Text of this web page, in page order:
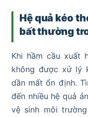
Hệ quả kéo
bất thường
Khi hầm cầu xuất
không được xử lý
dần mất ổn định.
đến nhiều hệ quả
vệ sinh môi